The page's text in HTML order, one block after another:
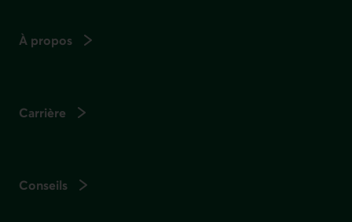
À propos
Carrière
Conseils